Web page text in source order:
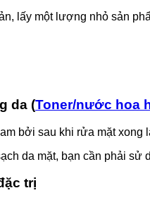
lấy một lượng nhỏ sản
da (Toner/nước hoa
bởi sau khi rửa mặt xong
da mặt, bạn cần phải
trị